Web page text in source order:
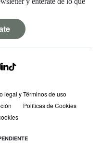
legal y Términos de uso
Políticas de Cookies